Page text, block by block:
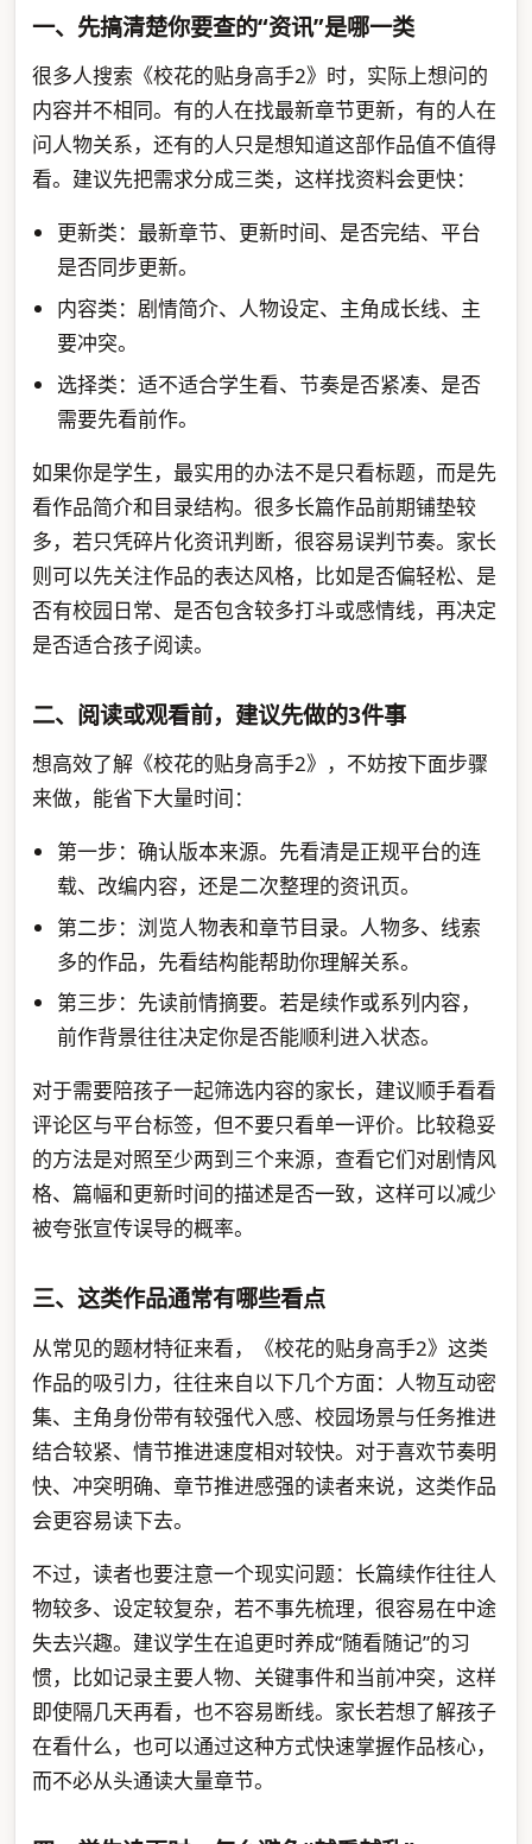
一、先搞清楚你要查的“资讯”是哪一类
很多人搜索《校花的贴身高手2》时，实际上想问的
内容并不相同。有的人在找最新章节更新，有的人在
问人物关系，还有的人只是想知道这部作品值不值得
看。建议先把需求分成三类，这样找资料会更快：
更新类：最新章节、更新时间、是否完结、平台
是否同步更新。
内容类：剧情简介、人物设定、主角成长线、主
要冲突。
选择类：适不适合学生看、节奏是否紧凑、是否
需要先看前作。
如果你是学生，最实用的办法不是只看标题，而是先
看作品简介和目录结构。很多长篇作品前期铺垫较
多，若只凭碎片化资讯判断，很容易误判节奏。家长
则可以先关注作品的表达风格，比如是否偏轻松、是
否有校园日常、是否包含较多打斗或感情线，再决定
是否适合孩子阅读。
二、阅读或观看前，建议先做的3件事
想高效了解《校花的贴身高手2》，不妨按下面步骤
来做，能省下大量时间：
第一步：确认版本来源。先看清是正规平台的连
载、改编内容，还是二次整理的资讯页。
第二步：浏览人物表和章节目录。人物多、线索
多的作品，先看结构能帮助你理解关系。
第三步：先读前情摘要。若是续作或系列内容，
前作背景往往决定你是否能顺利进入状态。
对于需要陪孩子一起筛选内容的家长，建议顺手看看
评论区与平台标签，但不要只看单一评价。比较稳妥
的方法是对照至少两到三个来源，查看它们对剧情风
格、篇幅和更新时间的描述是否一致，这样可以减少
被夸张宣传误导的概率。
三、这类作品通常有哪些看点
从常见的题材特征来看，《校花的贴身高手2》这类
作品的吸引力，往往来自以下几个方面：人物互动密
集、主角身份带有较强代入感、校园场景与任务推进
结合较紧、情节推进速度相对较快。对于喜欢节奏明
快、冲突明确、章节推进感强的读者来说，这类作品
会更容易读下去。
不过，读者也要注意一个现实问题：长篇续作往往人
物较多、设定较复杂，若不事先梳理，很容易在中途
失去兴趣。建议学生在追更时养成“随看随记”的习
惯，比如记录主要人物、关键事件和当前冲突，这样
即使隔几天再看，也不容易断线。家长若想了解孩子
在看什么，也可以通过这种方式快速掌握作品核心，
而不必从头通读大量章节。